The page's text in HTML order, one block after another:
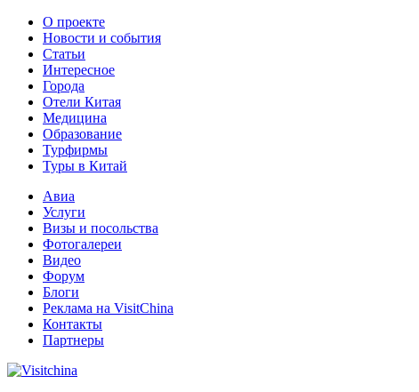
О проекте
Новости и события
Статьи
Интересное
Города
Отели Китая
Медицина
Образование
Турфирмы
Туры в Китай
Авиа
Услуги
Визы и посольства
Фотогалереи
Видео
Форум
Блоги
Реклама на VisitChina
Контакты
Партнеры